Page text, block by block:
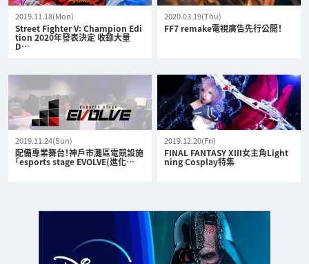
2019.11.18(Mon)
Street Fighter V: Champion Edi
tion 2020年發表決定 收錄大量
D…
2020.03.19(Thu)
FF7 remake電視廣告先行公開！
2019.11.24(Sun)
配備專業舞台！神戶市灘區電競設施
「esports stage EVOLVE(進化…
2019.12.20(Fri)
FINAL FANTASY XIII女主角Light
ning Cosplay特集